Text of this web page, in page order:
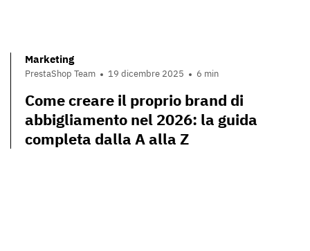
Marketing
PrestaShop Team 19 dicembre 2025 6 min
Come creare il proprio brand di
abbigliamento nel 2026: la guida
completa dalla A alla Z